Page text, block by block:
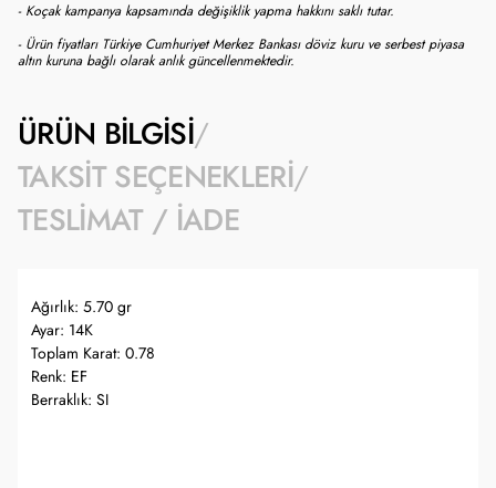
- Koçak kampanya kapsamında değişiklik yapma hakkını saklı tutar.
- Ürün fiyatları Türkiye Cumhuriyet Merkez Bankası döviz kuru ve serbest piyasa
altın kuruna bağlı olarak anlık güncellenmektedir.
ÜRÜN BILGISI
TAKSIT SEÇENEKLERI
TESLIMAT / İADE
Ağırlık: 5.70 gr
Ayar: 14K
Toplam Karat: 0.78
Renk: EF
Berraklık: SI